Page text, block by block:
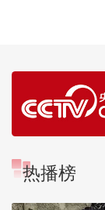
热播榜